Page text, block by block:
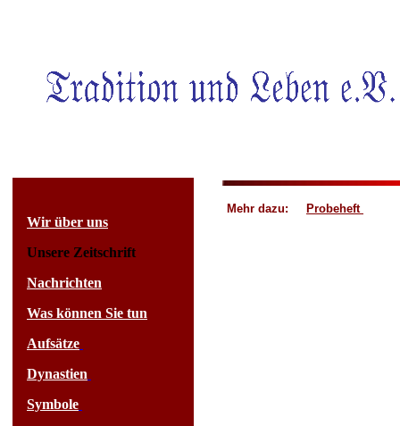
Wir über uns
Unsere Zeitschrift
Nachrichten
Was können Sie tun
Aufsätze
Dynastien
Symbole
Mehr dazu: Probeheft